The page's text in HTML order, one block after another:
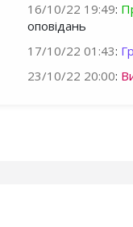
16/10/22 19:49:
оповідань
17/10/22 01:43:
23/10/22 20:00: